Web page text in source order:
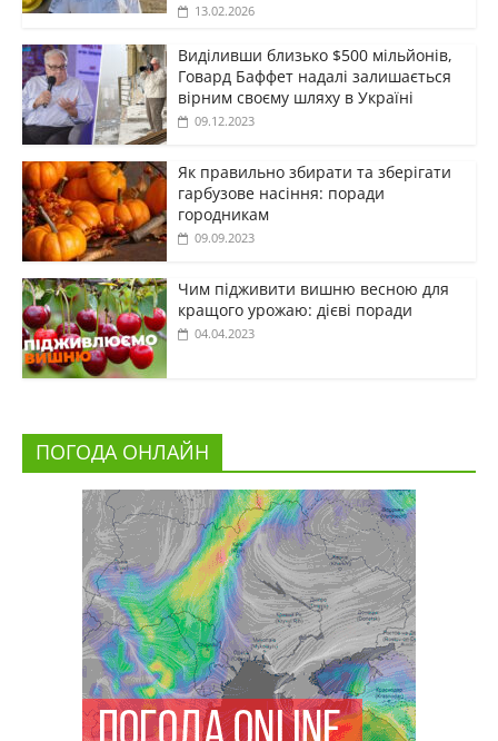
13.02.2026
Виділивши близько $500 мільйонів,
Говард Баффет надалі залишається
вірним своєму шляху в Україні
09.12.2023
Як правильно збирати та зберігати
гарбузове насіння: поради
городникам
09.09.2023
Чим підживити вишню весною для
кращого урожаю: дієві поради
04.04.2023
ПОГОДА ОНЛАЙН